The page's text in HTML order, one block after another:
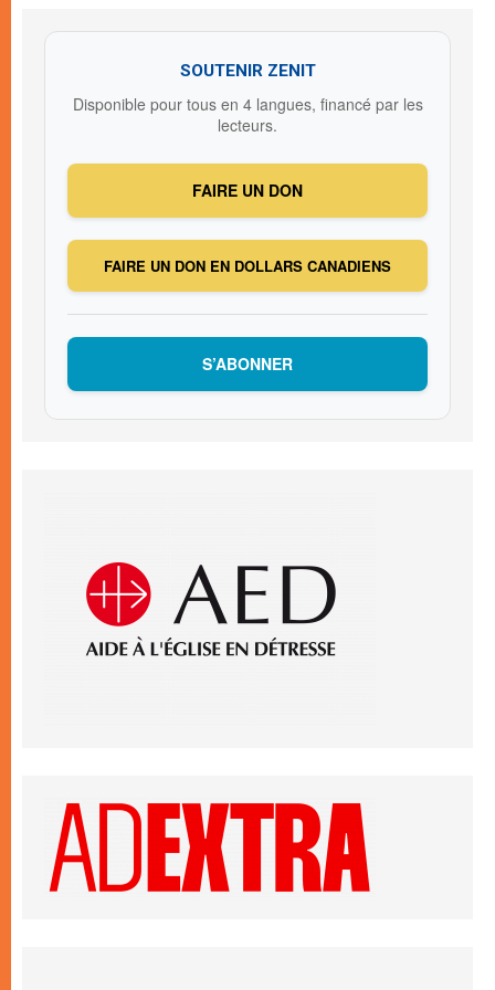
SOUTENIR ZENIT
Disponible pour tous en 4 langues, financé par les
lecteurs.
FAIRE UN DON
FAIRE UN DON EN DOLLARS CANADIENS
S’ABONNER